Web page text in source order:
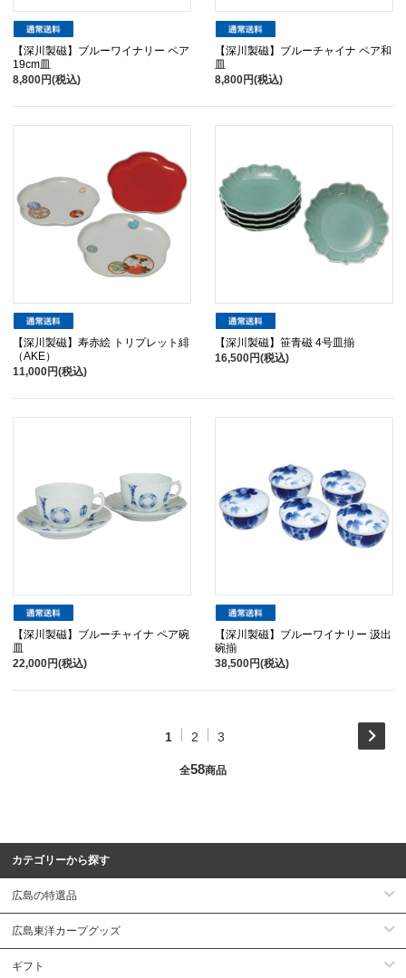
【深川製磁】ブルーワイナリー ペア
19cm皿
8,800円(税込)
【深川製磁】ブルーチャイナ ペア和
皿
8,800円(税込)
【深川製磁】寿赤絵 トリプレット緋
（AKE）
11,000円(税込)
【深川製磁】笹青磁 4号皿揃
16,500円(税込)
【深川製磁】ブルーチャイナ ペア碗
皿
22,000円(税込)
【深川製磁】ブルーワイナリー 汲出
碗揃
38,500円(税込)
1 2 3
全58商品
カテゴリーから探す
広島の特選品
広島東洋カープグッズ
ギフト